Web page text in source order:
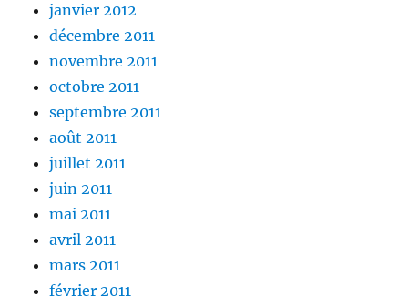
janvier 2012
décembre 2011
novembre 2011
octobre 2011
septembre 2011
août 2011
juillet 2011
juin 2011
mai 2011
avril 2011
mars 2011
février 2011